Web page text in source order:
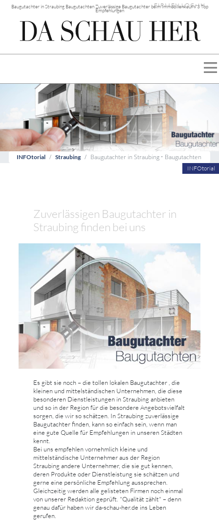
Baugutachter in Straubing Baugutachten Zuverlässige Baugutachter beim Immobilienkauf √ 3 Top
Empfehlungen
FIRMEN LOG-IN
INFOtorial Straubing
Baugutachter in Straubing • Baugutachten
INFOtorial
Zuverlässigen Baugutachter in
Straubing finden bei uns
Es gibt sie noch – die tollen lokalen Baugutachter , die
kleinen und mittelständischen Unternehmen, die diese
besonderen Dienstleistungen in Straubing anbieten
und so in der Region für die besondere Angebotsvielfalt
sorgen, die wir so schätzen. In Straubing zuverlässige
Baugutachter finden, kann so einfach sein, wenn man
eine gute Quelle für Empfehlungen in unseren Städten
kennt.
Bei uns empfehlen vornehmlich kleine und
mittelständische Unternehmer aus der Region
Straubing andere Unternehmer, die sie gut kennen,
deren Produkte oder Dienstleistung sie schätzen und
gerne eine persönliche Empfehlung aussprechen.
Gleichzeitig werden alle gelisteten Firmen noch einmal
von unserer Redaktion geprüft. "Qualität zählt" – denn
genau dafür haben wir da-schau-her.de ins Leben
gerufen.